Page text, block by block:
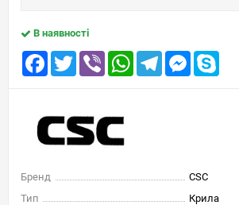
В наявності
Facebook
TwitterViber WhatsAppTelegramMessenger
Бренд
CSC
Тип
Крила